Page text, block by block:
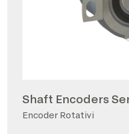
Shaft Encoders
Encoder Rotativi